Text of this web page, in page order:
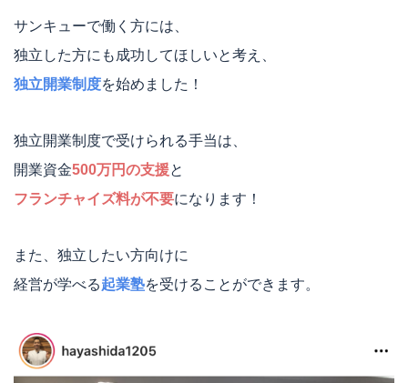
サンキューで働く方には、
独立した方にも成功してほしいと考え、
独立開業制度を始めました！
独立開業制度で受けられる手当は、
開業資金500万円の支援と
フランチャイズ料が不要になります！
また、独立したい方向けに
経営が学べる起業塾を受けることができます。